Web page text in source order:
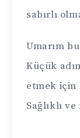
sabırlı
Umarım
Küçük
etmek için
Sağlıklı